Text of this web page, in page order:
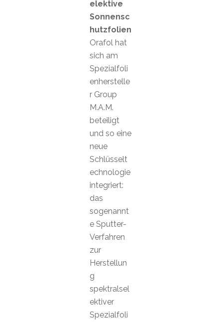
elektive
Sonnensc
hutzfolien
Orafol hat
sich am
Spezialfoli
enherstelle
r Group
M.A.M.
beteiligt
und so eine
neue
Schlüsselt
echnologie
integriert:
das
sogenannt
e Sputter-
Verfahren
zur
Herstellun
g
spektralsel
ektiver
Spezialfoli